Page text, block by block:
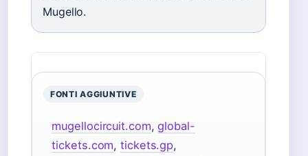
Mugello.
FONTI AGGIUNTIVE
mugellocircuit.com,global-
tickets.com,tickets.gp,